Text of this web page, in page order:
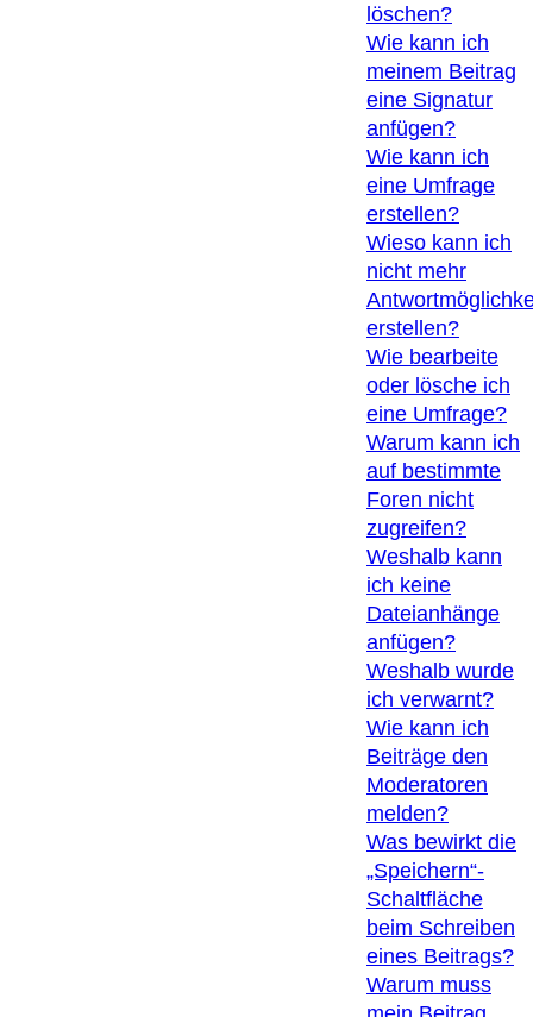
löschen?
Wie kann ich
meinem Beitrag
eine Signatur
anfügen?
Wie kann ich
eine Umfrage
erstellen?
Wieso kann ich
nicht mehr
erstellen?
Wie bearbeite
oder lösche ich
eine Umfrage?
Warum kann ich
auf bestimmte
Foren nicht
zugreifen?
Weshalb kann
ich keine
Dateianhänge
anfügen?
Weshalb wurde
ich verwarnt?
Wie kann ich
Beiträge den
Moderatoren
melden?
Was bewirkt die
„Speichern“-
Schaltfläche
beim Schreiben
eines Beitrags?
Warum muss